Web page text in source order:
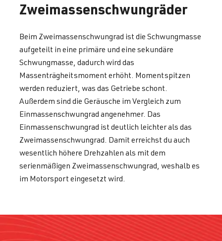
Zweimassenschwungräder
Beim Zweimassenschwungrad ist die Schwungmasse
aufgeteilt in eine primäre und eine sekundäre
Schwungmasse, dadurch wird das
Massenträgheitsmoment erhöht. Momentspitzen
werden reduziert, was das Getriebe schont.
Außerdem sind die Geräusche im Vergleich zum
Einmassenschwungrad angenehmer. Das
Einmassenschwungrad ist deutlich leichter als das
Zweimassenschwungrad. Damit erreichst du auch
wesentlich höhere Drehzahlen als mit dem
serienmäßigen Zweimassenschwungrad, weshalb es
im Motorsport eingesetzt wird.